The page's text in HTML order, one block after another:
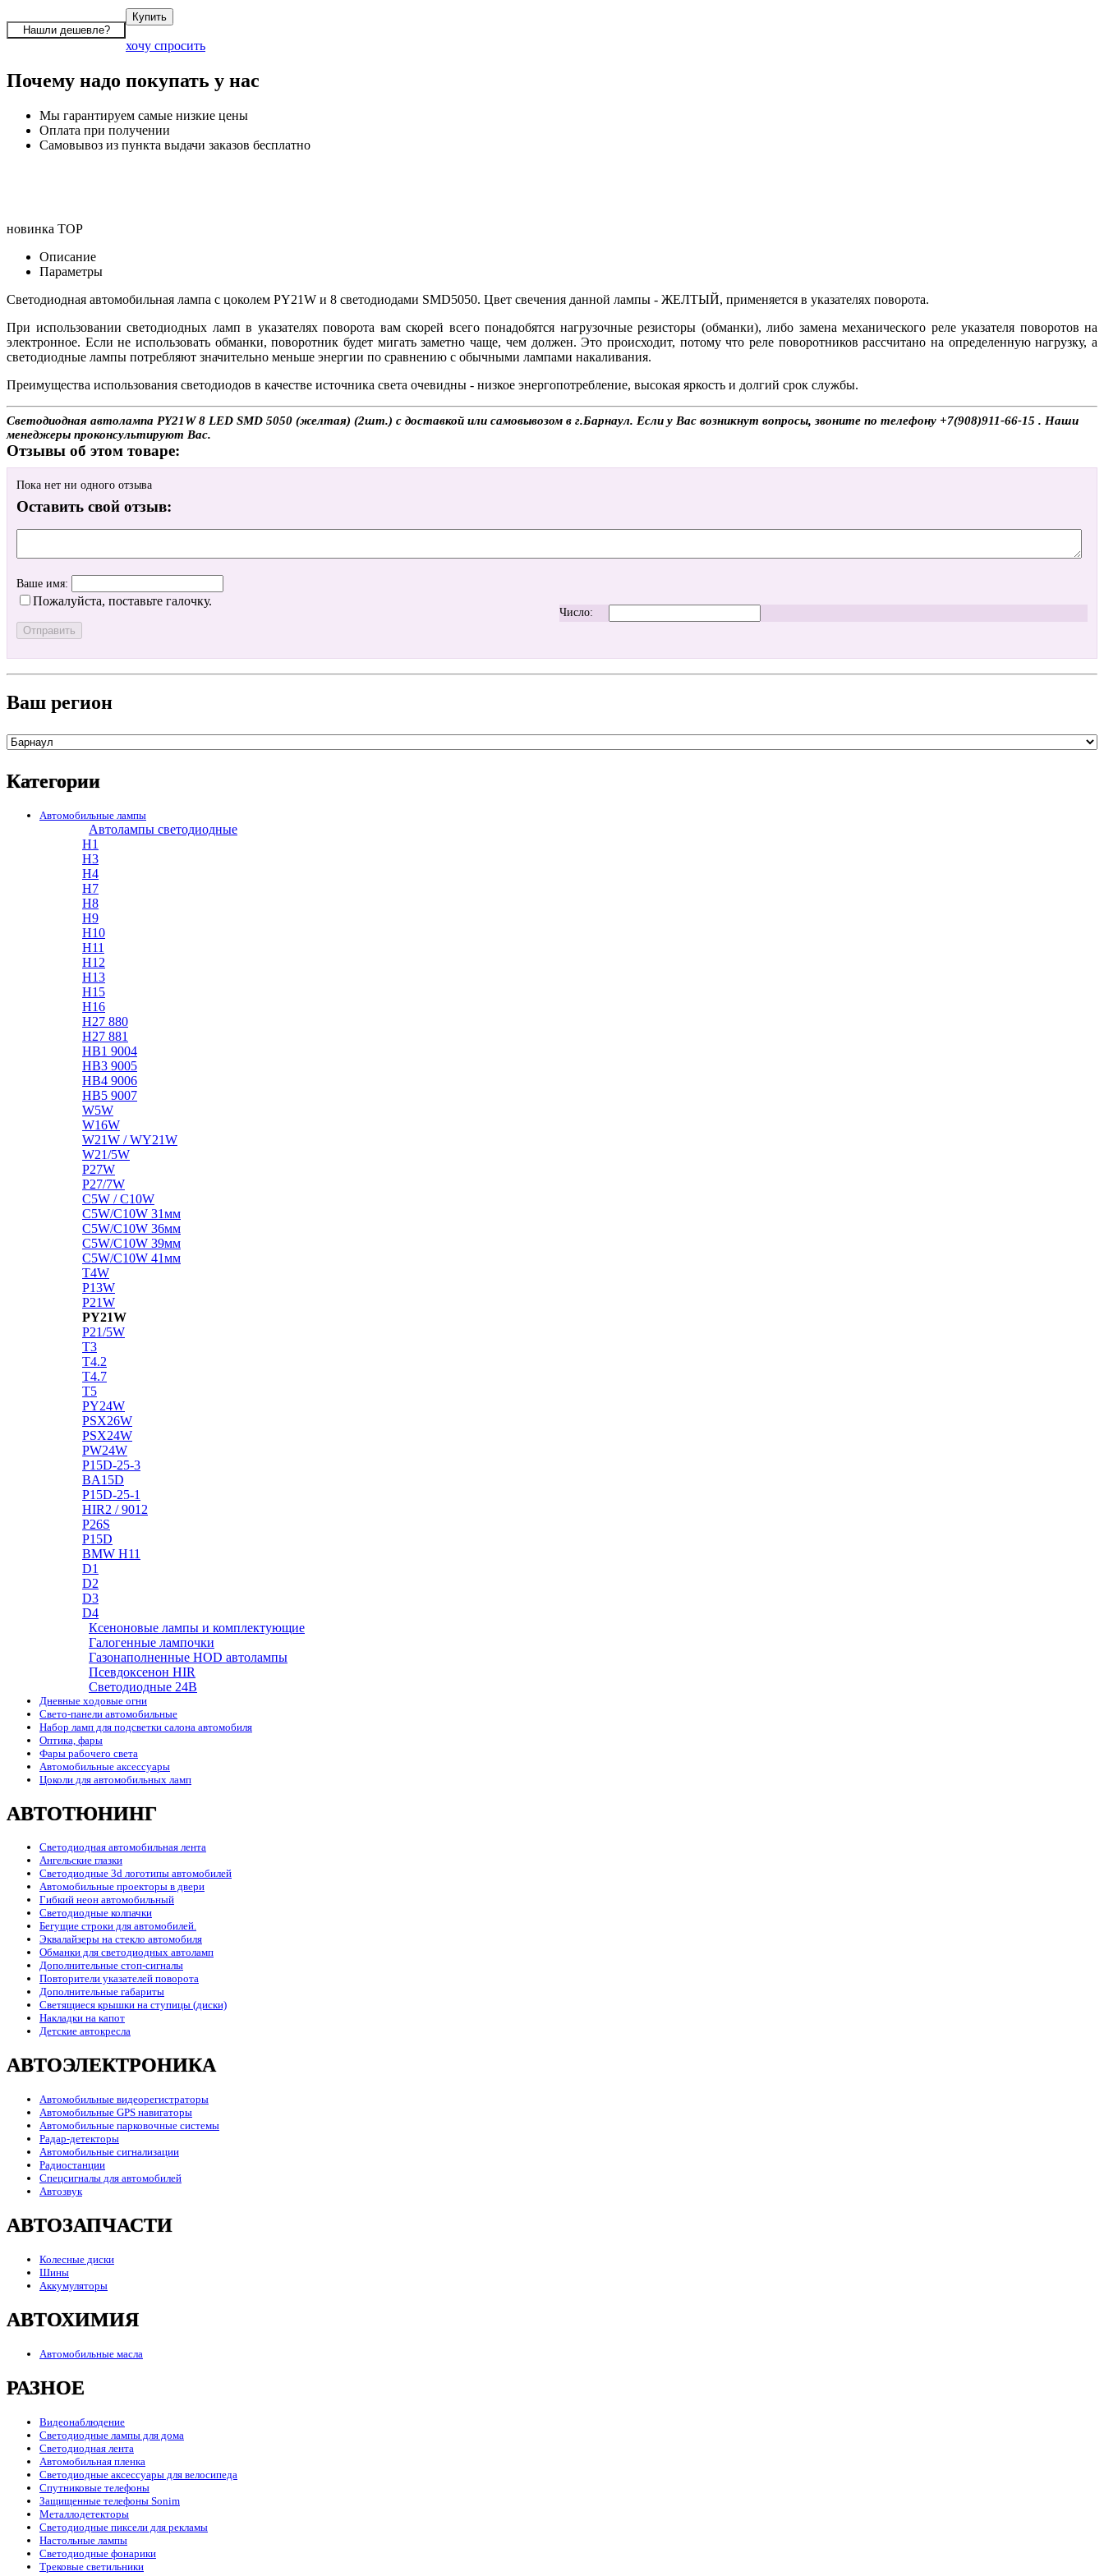
хочу спросить
Почему надо покупать у нас
Мы гарантируем самые низкие цены
Оплата при получении
Самовывоз из пункта выдачи заказов бесплатно
новинка TOP
Описание
Параметры
Светодиодная автомобильная лампа с цоколем PY21W и 8 светодиодами SMD5050. Цвет свечения данной лампы - ЖЕЛТЫЙ, применяется в указателях поворота.
При использовании светодиодных ламп в указателях поворота вам скорей всего понадобятся нагрузочные резисторы (обманки), либо замена механического реле указателя поворотов на
электронное. Если не использовать обманки, поворотник будет мигать заметно чаще, чем должен. Это происходит, потому что реле поворотников рассчитано на определенную нагрузку, а
светодиодные лампы потребляют значительно меньше энергии по сравнению с обычными лампами накаливания.
Преимущества использования светодиодов в качестве источника света очевидны - низкое энергопотребление, высокая яркость и долгий срок службы.
Светодиодная автолампа PY21W 8 LED SMD 5050 (желтая) (2шт.) с доставкой или самовывозом в г.Барнаул. Если у Вас возникнут вопросы, звоните по телефону +7(908)911-66-15 . Наши
менеджеры проконсультируют Вас.
Отзывы об этом товаре:
Пока нет ни одного отзыва
Оставить свой отзыв:
Ваше имя:
Пожалуйста, поставьте галочку.
Число:
Ваш регион
Категории
Автомобильные лампы
Автолампы светодиодные
H1
H3
H4
H7
H8
H9
H10
H11
H12
H13
H15
H16
H27 880
H27 881
HB1 9004
HB3 9005
HB4 9006
HB5 9007
W5W
W16W
W21W / WY21W
W21/5W
P27W
P27/7W
C5W / C10W
C5W/C10W 31мм
C5W/C10W 36мм
C5W/C10W 39мм
C5W/C10W 41мм
T4W
P13W
P21W
PY21W
P21/5W
T3
T4.2
T4.7
T5
PY24W
PSX26W
PSX24W
PW24W
P15D-25-3
BA15D
P15D-25-1
HIR2 / 9012
P26S
P15D
BMW H11
D1
D2
D3
D4
Ксеноновые лампы и комплектующие
Галогенные лампочки
Газонаполненные HOD автолампы
Псевдоксенон HIR
Cветодиодные 24B
Дневные ходовые огни
Свето-панели автомобильные
Набор ламп для подсветки салона автомобиля
Оптика, фары
Фары рабочего света
Автомобильные аксессуары
Цоколи для автомобильных ламп
АВТОТЮНИНГ
Светодиодная автомобильная лента
Ангельские глазки
Светодиодные 3d логотипы автомобилей
Автомобильные проекторы в двери
Гибкий неон автомобильный
Светодиодные колпачки
Бегущие строки для автомобилей.
Эквалайзеры на стекло автомобиля
Обманки для светодиодных автоламп
Дополнительные стоп-сигналы
Повторители указателей поворота
Дополнительные габариты
Светящиеся крышки на ступицы (диски)
Накладки на капот
Детские автокресла
АВТОЭЛЕКТРОНИКА
Автомобильные видеорегистраторы
Автомобильные GPS навигаторы
Автомобильные парковочные системы
Радар-детекторы
Автомобильные сигнализации
Радиостанции
Спецсигналы для автомобилей
Автозвук
АВТОЗАПЧАСТИ
Колесные диски
Шины
Аккумуляторы
АВТОХИМИЯ
Автомобильные масла
РАЗНОЕ
Видеонаблюдение
Светодиодные лампы для дома
Светодиодная лента
Автомобильная пленка
Светодиодные аксессуары для велосипеда
Спутниковые телефоны
Защищенные телефоны Sonim
Металлодетекторы
Светодиодные пиксели для рекламы
Настольные лампы
Светодиодные фонарики
Трековые светильники